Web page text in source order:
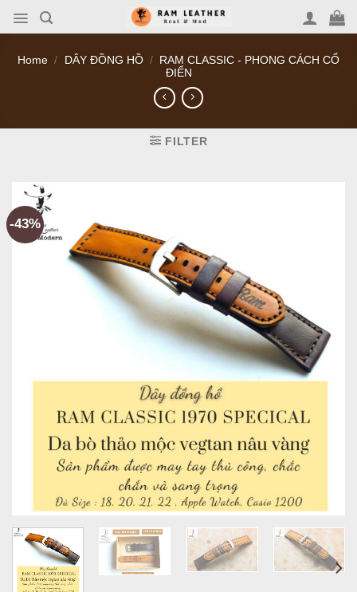
Home / DÂY ĐỒNG HỒ / RAM CLASSIC - PHONG CÁCH CỔ
ĐIỂN
FILTER
-43%